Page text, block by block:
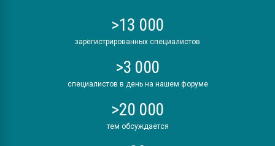
>13 000
зарегистрированных специалистов
>3 000
специалистов в день на нашем форуме
>20 000
тем обсуждается